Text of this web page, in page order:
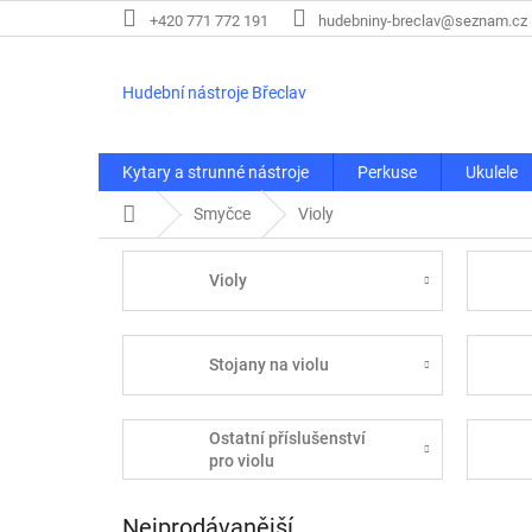
na
+420 771 772 191 hudebniny-breclav@seznam.cz
Hudební nástroje Břeclav
Kytary a strunné nástroje Perkuse Ukulele
Domů Smyčce Violy
Violy
Stojany na violu
Ostatní příslušenství
pro violu